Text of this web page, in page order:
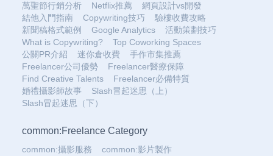
萬聖節行銷分析
Netflix推薦
網頁設計vs開發
結他入門指南
Copywriting技巧
驗樓收費攻略
新聞稿格式範例
Google Analytics
活動策劃技巧
What is Copywriting?
Top Coworking Spaces
公關PR介紹
迷你倉收費
手作市集推薦
Freelancer公司優勢
Freelancer醫療保障
Find Creative Talents
Freelancer必備特質
婚禮攝影師故事
Slash冒起迷思（上）
Slash冒起迷思（下）
common:Freelance Category
common:攝影服務
common:影片製作